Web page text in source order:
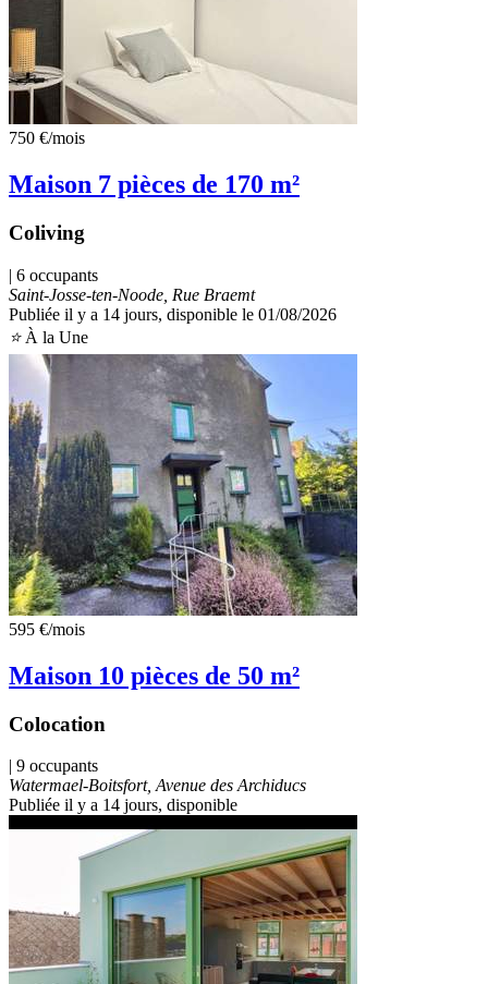
750 €/mois
Maison 7 pièces de 170 m²
Coliving
| 6 occupants
Saint-Josse-ten-Noode, Rue Braemt
Publiée il y a 14 jours, disponible le 01/08/2026
⭐À la Une
595 €/mois
Maison 10 pièces de 50 m²
Colocation
| 9 occupants
Watermael-Boitsfort, Avenue des Archiducs
Publiée il y a 14 jours, disponible